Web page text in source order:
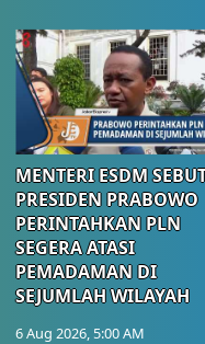
MENTERI ESDM
PRESIDEN PRABOWO
PERINTAHKAN PLN
SEGERA ATASI
PEMADAMAN DI
SEJUMLAH WILAYAH
6 Aug 2026, 5:00 AM